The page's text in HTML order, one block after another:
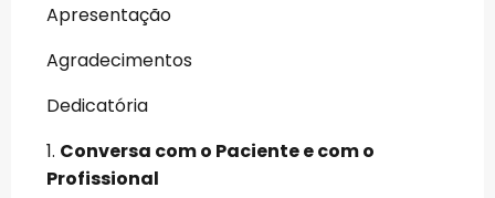
Apresentação
Agradecimentos
Dedicatória
1. Conversa com o Paciente e com o
Profissional